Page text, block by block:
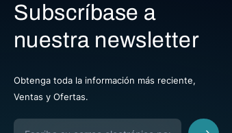
Subscríbase a
nuestra newsletter
Obtenga toda la información más reciente,
Ventas y Ofertas.